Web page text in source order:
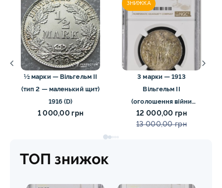
½ марки — Вільгельм II
(тип 2 — маленький щит)
1916 (D)
1 000,00 грн
ЗНИЖКА
3 марки — 1913
Вільгельм II
(оголошення війни
Наполеону) NGC ms64
12 000,00 грн
13 000,00 грн
ТОП знижок